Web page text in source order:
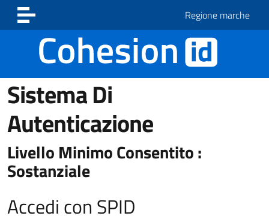
Vai ai contenuti
Vai al footer
Regione marche
Sistema Di
Autenticazione
Livello Minimo Consentito :
Sostanziale
Accedi con SPID